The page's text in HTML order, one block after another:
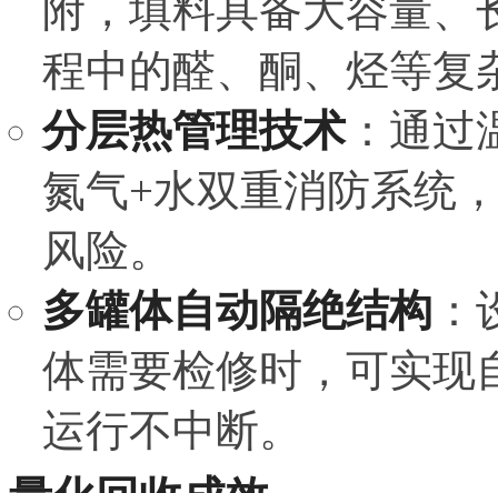
附，填料具备大容量
程中的醛、酮、烃等复
分层热管理技术：通过
氮气+水双重消防系统
风险。
多罐体自动隔绝结构
体需要检修时，可实现
运行不中断。